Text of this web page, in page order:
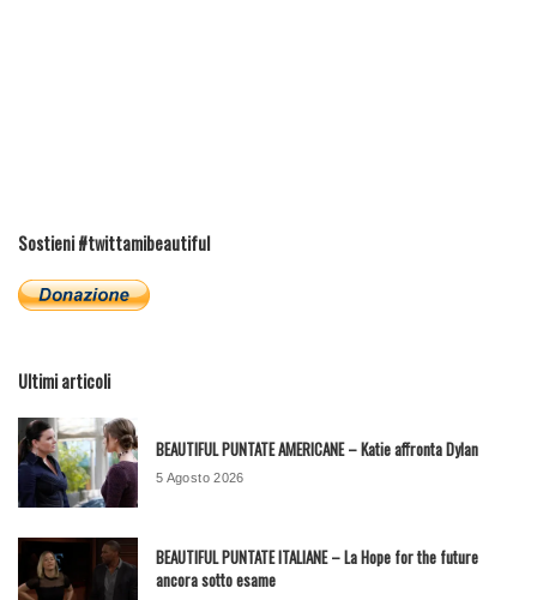
Sostieni #twittamibeautiful
Ultimi articoli
BEAUTIFUL PUNTATE AMERICANE – Katie affronta Dylan
5 Agosto 2026
BEAUTIFUL PUNTATE ITALIANE – La Hope for the future
ancora sotto esame